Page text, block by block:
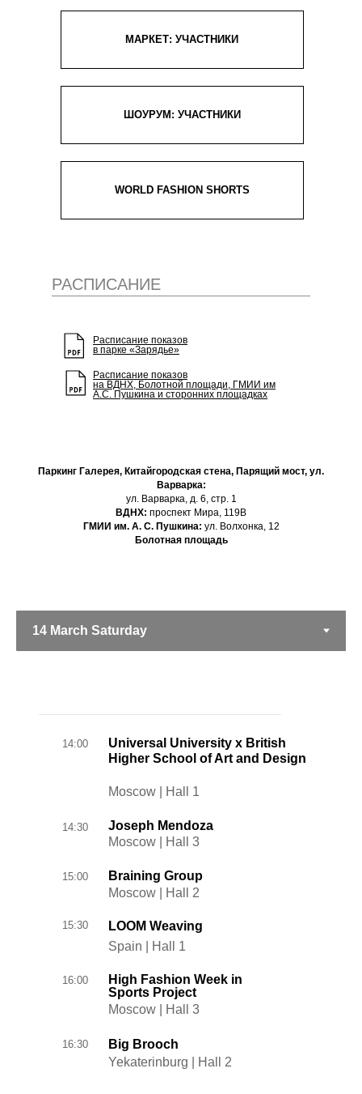
ШОУРУМ: УЧАСТНИКИ
WORLD FASHION SHORTS
МАРКЕТ: УЧАСТНИКИ
РАСПИСАНИЕ
Расписание показов
в парке «Зарядье»
Расписание показов
на ВДНХ, Болотной площади, ГМИИ им
А.C. Пушкина и сторонних площадках
Паркинг Галерея, Китайгородская стена, Парящий мост, ул.
Варварка:
ул. Варварка, д. 6, стр. 1
ВДНХ: проспект Мира, 119B
ГМИИ им. А. С. Пушкина: ул. Волхонка, 12
Болотная площадь
16:30
16:00
15:00
Moscow | Hall 3
Spain | Hall 1
Yekaterinburg | Hall 2
LOOM Weaving
High Fashion Week in
Sports Project
Big Brooch
Joseph Mendoza
Moscow | Hall 1
Universal University x British
Higher School of Art and Design
Braining Group
Moscow | Hall 3
Moscow | Hall 2
15:30
14:30
14:00